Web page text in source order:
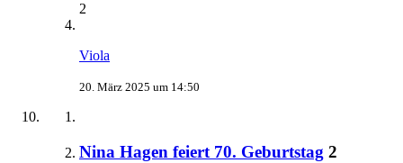
2
Viola
20. März 2025 um 14:50
Nina Hagen feiert 70. Geburtstag 2